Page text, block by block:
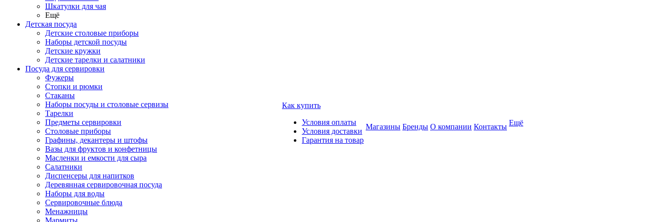
Шкатулки для чая
Ещё
Детская посуда
Детские столовые приборы
Наборы детской посуды
Детские кружки
Детские тарелки и салатники
Посуда для сервировки
Фужеры
Стопки и рюмки
Стаканы
Наборы посуды и столовые сервизы
Тарелки
Предметы сервировки
Столовые приборы
Графины, декантеры и штофы
Вазы для фруктов и конфетницы
Масленки и емкости для сыра
Салатники
Диспенсеры для напитков
Деревянная сервировочная посуда
Наборы для воды
Сервировочные блюда
Менажницы
Мармиты
Как купить
Условия оплаты
Условия доставки
Гарантия на товар
Магазины Бренды О компании Контакты Ещё